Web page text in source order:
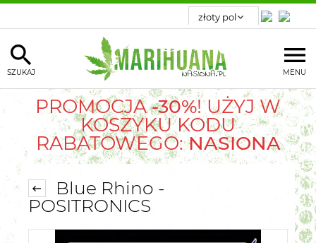
MENU
SZUKAJ
PROMOCJA-30%! UŻYJ W
KOSZYKU KODU
RABATOWEGO:NASIONA
Blue Rhino -
POSITRONICS